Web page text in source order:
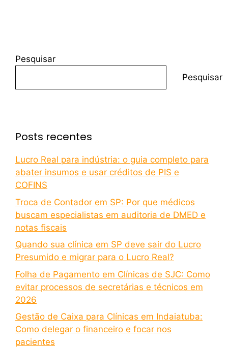
Pesquisar
Pesquisar
Posts recentes
Lucro Real para indústria: o guia completo para
abater insumos e usar créditos de PIS e
COFINS
Troca de Contador em SP: Por que médicos
buscam especialistas em auditoria de DMED e
notas fiscais
Quando sua clínica em SP deve sair do Lucro
Presumido e migrar para o Lucro Real?
Folha de Pagamento em Clínicas de SJC: Como
evitar processos de secretárias e técnicos em
2026
Gestão de Caixa para Clínicas em Indaiatuba:
Como delegar o financeiro e focar nos
pacientes